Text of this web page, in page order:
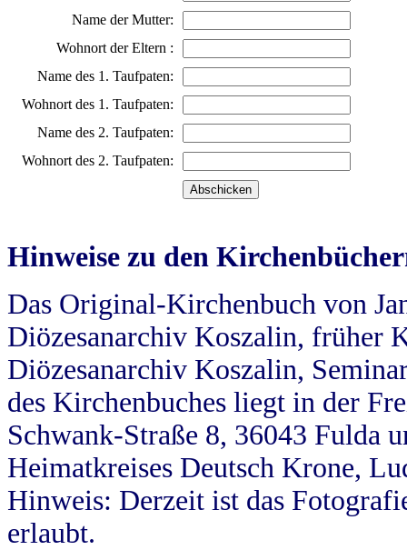
Name der Mutter:
Wohnort der Eltern :
Name des 1. Taufpaten:
Wohnort des 1. Taufpaten:
Name des 2. Taufpaten:
Wohnort des 2. Taufpaten:
Hinweise zu den
Das Original-Kirchenbuch von
Diözesanarchiv Koszalin, früher
Diözesanarchiv Koszalin,
des Kirchenbuches liegt in der
Schwank-Straße 8, 36043 Fulda
Heimatkreises Deutsch Krone,
Hinweis: Derzeit ist das
erlaubt.